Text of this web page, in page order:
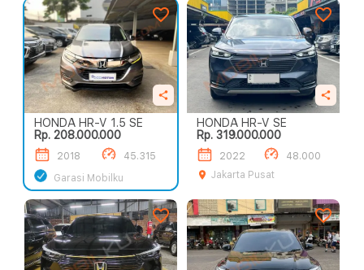
HONDA HR-V 1.5 SE
Rp. 208.000.000
2018
45.315
Garasi Mobilku
HONDA HR-V SE
Rp. 319.000.000
2022
48.000
Jakarta Pusat